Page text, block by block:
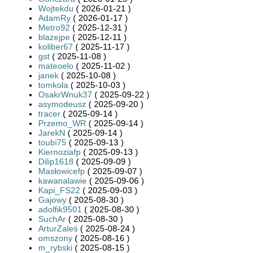
Wojtekdu ( 2026-01-21 )
AdamRy ( 2026-01-17 )
Metro92 ( 2025-12-31 )
blazejpe ( 2025-12-11 )
koliber67 ( 2025-11-17 )
gst ( 2025-11-08 )
mateoelo ( 2025-11-02 )
janek ( 2025-10-08 )
tomkola ( 2025-10-03 )
OsakrWnuk37 ( 2025-09-22 )
asymodeusz ( 2025-09-20 )
tracer ( 2025-09-14 )
Przemo_WR ( 2025-09-14 )
JarekN ( 2025-09-14 )
toubi75 ( 2025-09-13 )
Kiernoziafp ( 2025-09-13 )
Dilip1618 ( 2025-09-09 )
Masłowicefp ( 2025-09-07 )
kawanalawie ( 2025-09-06 )
Kapi_FS22 ( 2025-09-03 )
Gajowy ( 2025-08-30 )
adolfik9501 ( 2025-08-30 )
SuchAr ( 2025-08-30 )
ArturZaleś ( 2025-08-24 )
omszony ( 2025-08-16 )
m_rybski ( 2025-08-15 )